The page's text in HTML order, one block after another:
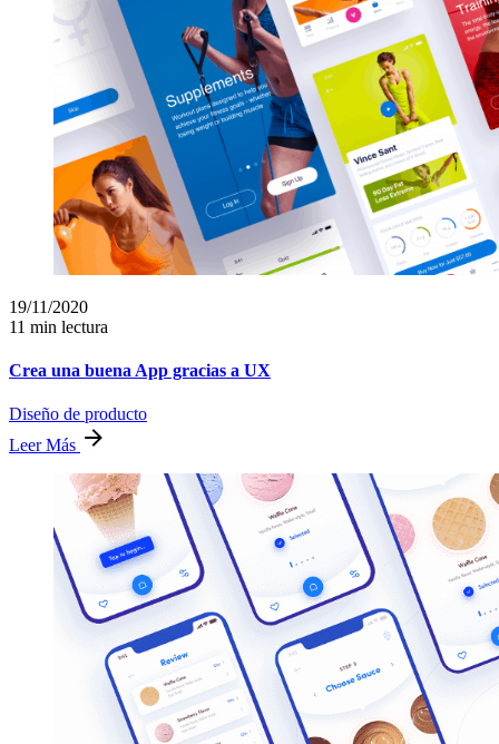
19/11/2020
11 min lectura
Crea una buena App gracias a UX
Diseño de producto
Leer Más